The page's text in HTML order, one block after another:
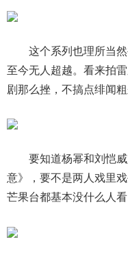
这个系列也理所当
至今无人超越。看来拍
剧那么挫，不搞点绯闻
要知道杨幂和刘恺
意》，要不是两人戏里
芒果台都基本没什么人看